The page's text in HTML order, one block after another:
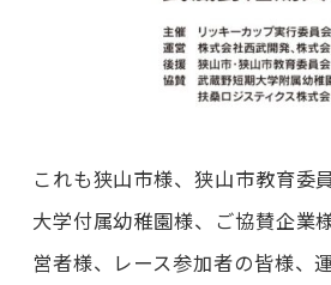
これも狭山市様、狭山市教育委
大学付属幼稚園様、ご協賛企業
営者様、レース参加者の皆様、